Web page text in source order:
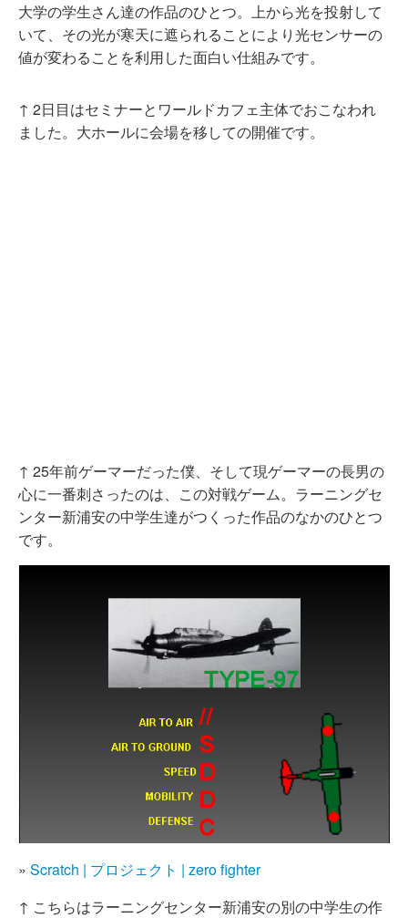
大学の学生さん達の作品のひとつ。上から光を投射して
いて、その光が寒天に遮られることにより光センサーの
値が変わることを利用した面白い仕組みです。
↑ 2日目はセミナーとワールドカフェ主体でおこなわれ
ました。大ホールに会場を移しての開催です。
↑ 25年前ゲーマーだった僕、そして現ゲーマーの長男の
心に一番刺さったのは、この対戦ゲーム。ラーニングセ
ンター新浦安の中学生達がつくった作品のなかのひとつ
です。
» Scratch | プロジェクト | zero fighter
↑ こちらはラーニングセンター新浦安の別の中学生の作